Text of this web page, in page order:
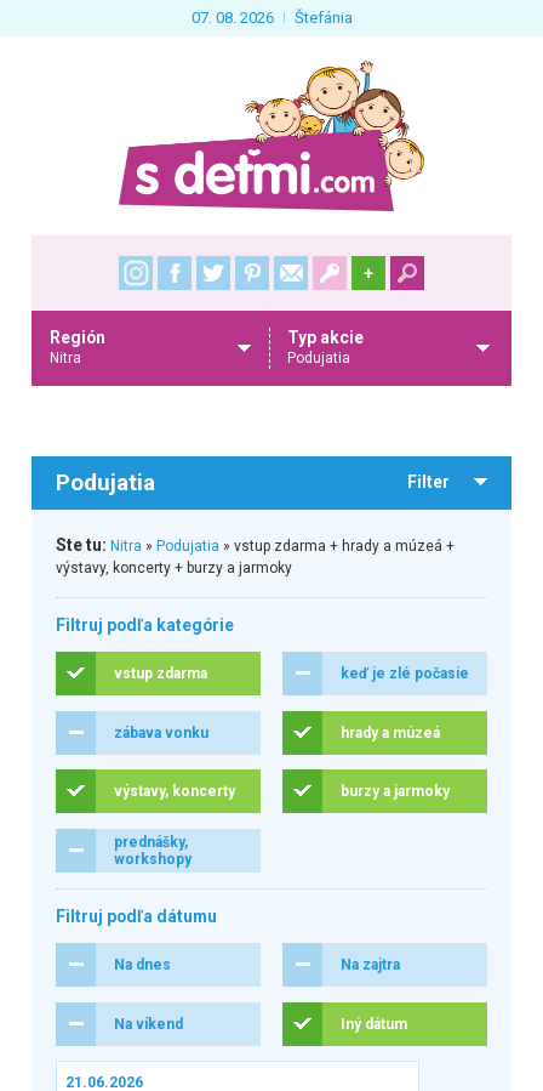
07. 08. 2026 Štefánia
+
Región
Nitra
Typ akcie
Podujatia
Podujatia Filter
Ste tu: Nitra » Podujatia » vstup zdarma + hrady a múzeá +
výstavy, koncerty + burzy a jarmoky
Filtruj podľa kategórie
vstup zdarma keď je zlé počasie
zábava vonku hrady a múzeá
výstavy, koncerty burzy a jarmoky
prednášky,
workshopy
Filtruj podľa dátumu
Na dnes Na zajtra
Na víkend Iný dátum